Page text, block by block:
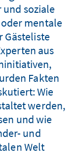
und soziale
mentale
Gästeliste
aus
Fakten
Wie
werden,
und wie
und
Welt